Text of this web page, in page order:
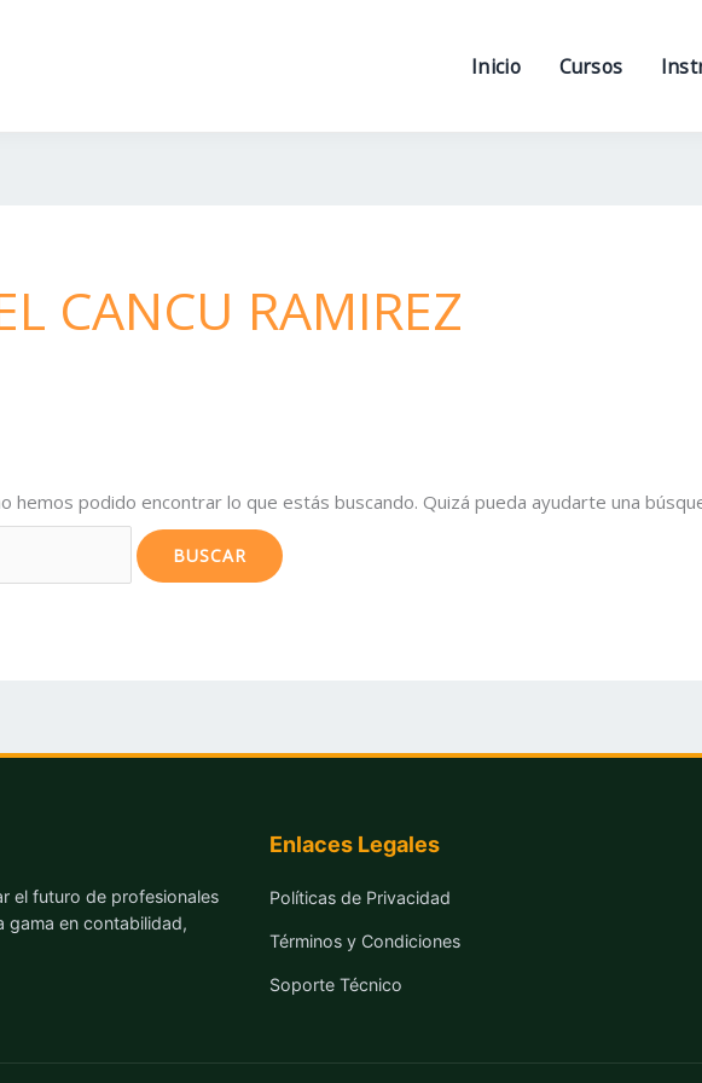
Inicio Cursos
CANCU RAMIREZ
hemos podido encontrar lo que estás buscando. Quizá pueda ayudarte una
el futuro de profesionales
gama en contabilidad,
Enlaces Legales
Políticas de Privacidad
Términos y Condiciones
Soporte Técnico